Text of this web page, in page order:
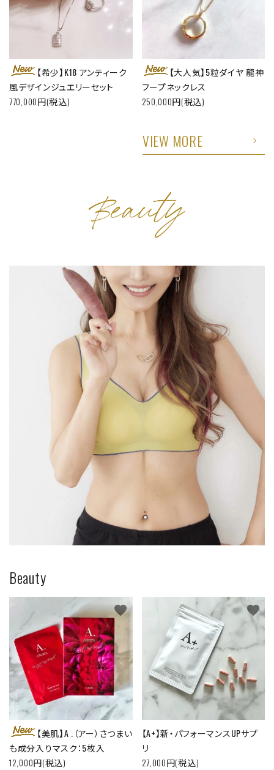
【希少】K18 アンティーク
風デザインジュエリーセット
770,000円(税込)
【大人気】5粒ダイヤ 龍神
フープネックレス
250,000円(税込)
VIEW MORE
【美肌】A .（アー）さつまい
も成分入りマスク：5枚入
12,000円(税込)
favorite
【A+】新・パフォーマンスUPサプ
リ
27,000円(税込)
favorite
Beauty